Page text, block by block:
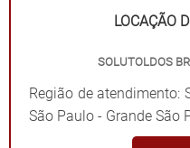
LOCAÇÃO
SOLUTOLDOS
Região de atendimento:
São Paulo - Grande São